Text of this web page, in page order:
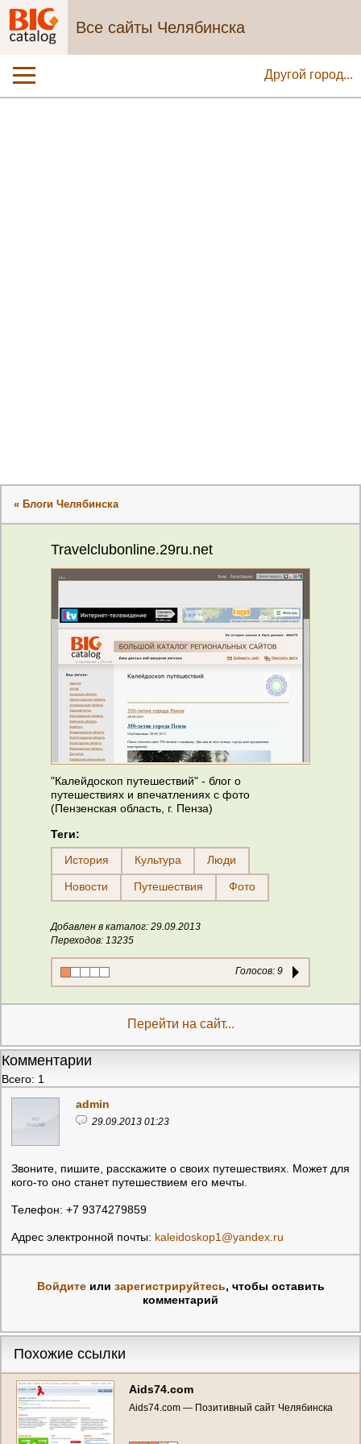
Все сайты Челябинска
Другой город...
« Блоги Челябинска
Travelclubonline.29ru.net
"Калейдоскоп путешествий" - блог о
путешествиях и впечатлениях с фото
(Пензенская область, г. Пенза)
Теги:
История
Культура Люди
Новости Путешествия Фото
Добавлен в каталог: 29.09.2013
Переходов: 13235
Голосов: 9
Перейти на сайт...
Комментарии
Всего: 1
admin
29.09.2013 01:23
Звоните, пишите, расскажите о своих путешествиях. Может для
кого-то оно станет путешествием его мечты.
Телефон: +7 9374279859
Адрес электронной почты: kaleidoskop1@yandex.ru
Войдитеили зарегистрируйтесь, чтобы оставить
комментарий
Похожие ссылки
Aids74.com
Aids74.com — Позитивный сайт Челябинска